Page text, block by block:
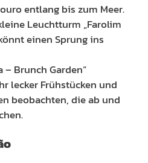
entlang bis zum Meer.
Leuchtturm „Farolim
einen Sprung ins
– Brunch Garden“
lecker Frühstücken und
beobachten, die ab und